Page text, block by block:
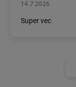
14.7.2026
Super vec